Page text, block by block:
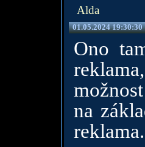
Alda
01.05.2024 19:30:30
Ono
na
reklama.